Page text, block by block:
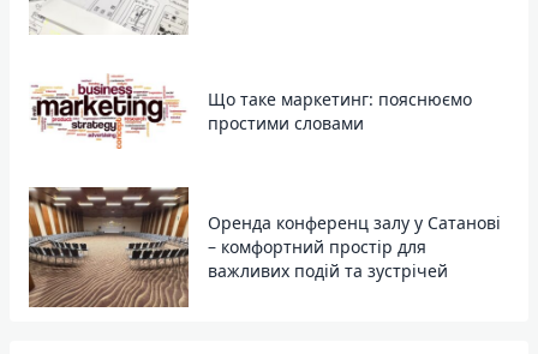
Що таке маркетинг: пояснюємо
простими словами
Оренда конференц залу у Сатанові
– комфортний простір для
важливих подій та зустрічей